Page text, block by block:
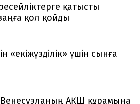
қатысты
қол қойды
«екіжүзділік» үшін сынға
АҚШ құрамына